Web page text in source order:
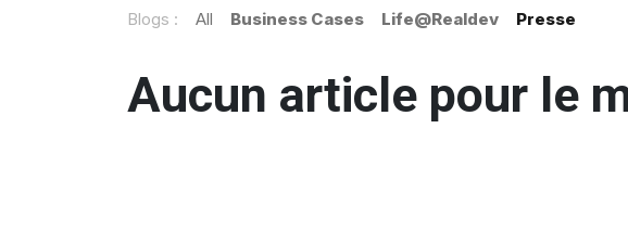
Blogs : All Business Cases Life@Realdev Presse
Aucun article pour le